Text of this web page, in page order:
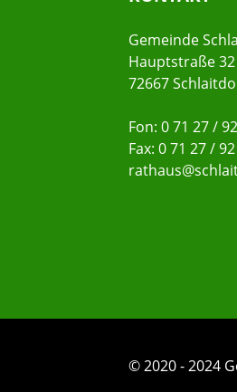
Gemeinde
Hauptstraße 32
72667
Fon: 0 71 27 /
Fax: 0 71 27 /
© 2020 - 2024